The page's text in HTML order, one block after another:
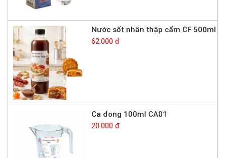
Nước sốt nhân thập cẩm CF 500ml
62.000 đ
Ca đong 100ml CA01
20.000 đ